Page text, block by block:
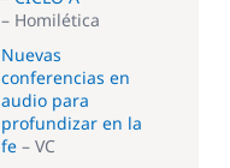
– Homilética
Nuevas
conferencias en
audio para
profundizar en la
fe– VC